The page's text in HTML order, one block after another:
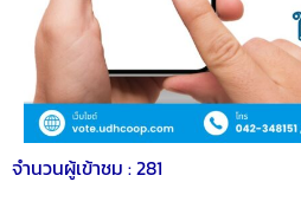
จำนวนผู้เข้าชม :281